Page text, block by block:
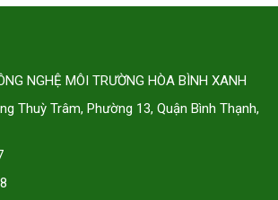
NGHỆ MÔI TRƯỜNG HÒA BÌNH XANH
Thuỳ Trâm, Phường 13, Quận Bình Thạnh,